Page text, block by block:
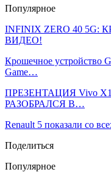
Популярное
INFINIX ZERO 40
ВИДЕО!
Крошечное устройство
Game…
ПРЕЗЕНТАЦИЯ Vivo
РАЗОБРАЛСЯ В…
Renault 5 показали со
Поделиться
Популярное